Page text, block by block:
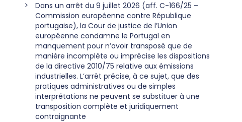
Dans un arrêt du 9 juillet 2026 (aff. C-166/25 –
Commission européenne contre République
portugaise), la Cour de justice de l’Union
européenne condamne le Portugal en
manquement pour n’avoir transposé que de
manière incomplète ou imprécise les dispositions
de la directive 2010/75 relative aux émissions
industrielles. L’arrêt précise, à ce sujet, que des
pratiques administratives ou de simples
interprétations ne peuvent se substituer à une
transposition complète et juridiquement
contraignante